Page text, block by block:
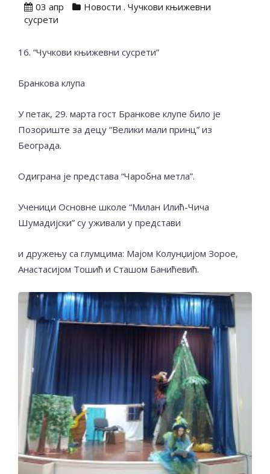
03 апр Новости . Чучкови књижевни
сусрети
16. “Чучкови књижевни сусрети”
Бранкова клупа
У петак, 29. марта гост Бранкове клупе било је
Позориште за децу “Велики мали принц” из
Београда.
Одиграна је представа “Чаробна метла”.
Ученици Основне школе “Милан Илић-Чича
Шумадијски” су уживали у представи
и дружењу са глумцима: Мајом Колунџијом Зорое,
Анастасијом Тошић и Сташом Банићевић.